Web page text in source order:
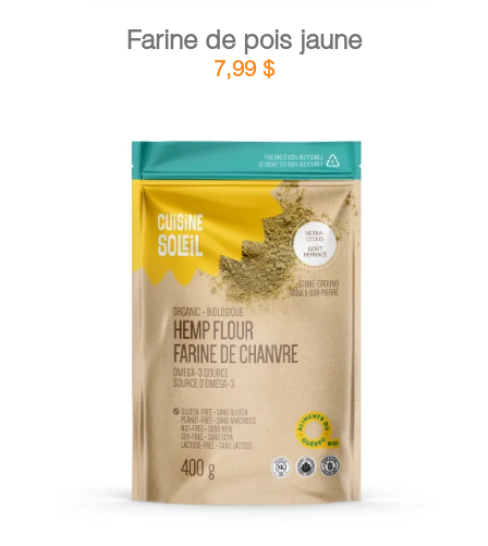
Farine de pois jaune
7,99 $
AJOUTER AU PANIER